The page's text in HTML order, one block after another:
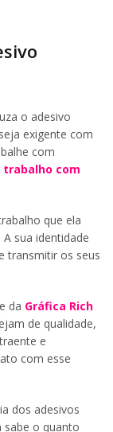
o adesivo
exigente com
com
trabalho com
que ela
sua identidade
transmitir os seus
da Gráfica Rich
de qualidade,
e
com esse
dos adesivos
sabe o quanto